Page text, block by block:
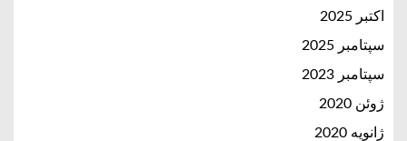
اکتبر 2025
سپتامبر 2025
سپتامبر 2023
ژوئن 2020
ژانویه 2020